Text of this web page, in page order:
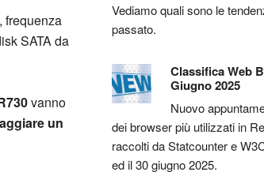
frequenza
SATA da
vanno
un
Vediamo quali sono le
passato.
Classifica Web
Giugno 2025
Nuovo
dei browser più utilizzati in
raccolti da Statcounter e
ed il 30 giugno 2025.